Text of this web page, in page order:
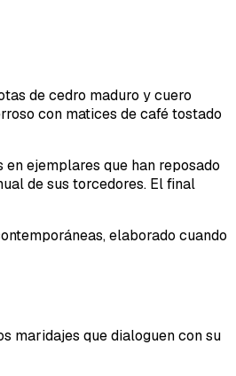
de cedro maduro y cuero
con matices de café tostado
ejemplares que han reposado
de sus torcedores. El final
elaborado cuando
maridajes que dialoguen con su